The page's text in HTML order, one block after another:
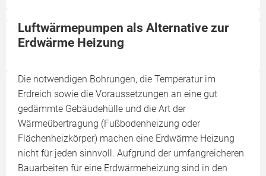
Luftwärmepumpen als Alternative zur
Erdwärme Heizung
Die notwendigen Bohrungen, die Temperatur im
Erdreich sowie die Voraussetzungen an eine gut
gedämmte Gebäudehülle und die Art der
Wärmeübertragung (Fußbodenheizung oder
Flächenheizkörper) machen eine Erdwärme Heizung
nicht für jeden sinnvoll. Aufgrund der umfangreicheren
Bauarbeiten für eine Erdwärmeheizung sind in den